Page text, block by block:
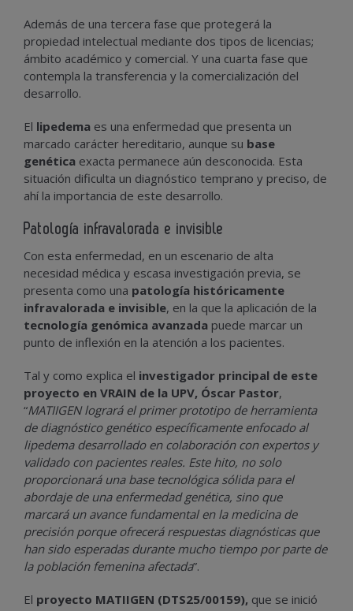
Además de una tercera fase que protegerá la
propiedad intelectual mediante dos tipos de licencias;
ámbito académico y comercial. Y una cuarta fase que
contempla la transferencia y la comercialización del
desarrollo.
El lipedema es una enfermedad que presenta un
marcado carácter hereditario, aunque su base
genética exacta permanece aún desconocida. Esta
situación dificulta un diagnóstico temprano y preciso, de
ahí la importancia de este desarrollo.
Patología infravalorada e invisible
Con esta enfermedad, en un escenario de alta
necesidad médica y escasa investigación previa, se
presenta como una patología históricamente
infravalorada e invisible, en la que la aplicación de la
tecnología genómica avanzada puede marcar un
punto de inflexión en la atención a los pacientes.
Tal y como explica el investigador principal de este
proyecto en VRAIN de la UPV, Óscar Pastor,
“MATIIGEN logrará el primer prototipo de herramienta
de diagnóstico genético específicamente enfocado al
lipedema desarrollado en colaboración con expertos y
validado con pacientes reales. Este hito, no solo
proporcionará una base tecnológica sólida para el
abordaje de una enfermedad genética, sino que
marcará un avance fundamental en la medicina de
precisión porque ofrecerá respuestas diagnósticas que
han sido esperadas durante mucho tiempo por parte de
la población femenina afectada”.
El proyecto MATIIGEN (DTS25/00159), que se inició